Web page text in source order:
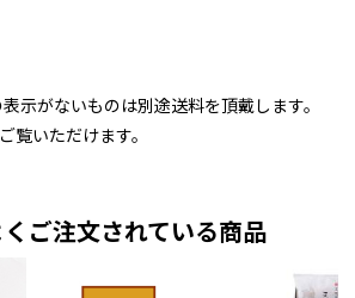
示がないものは別途送料を頂戴します。
覧いただけます。
ご注文されている商品